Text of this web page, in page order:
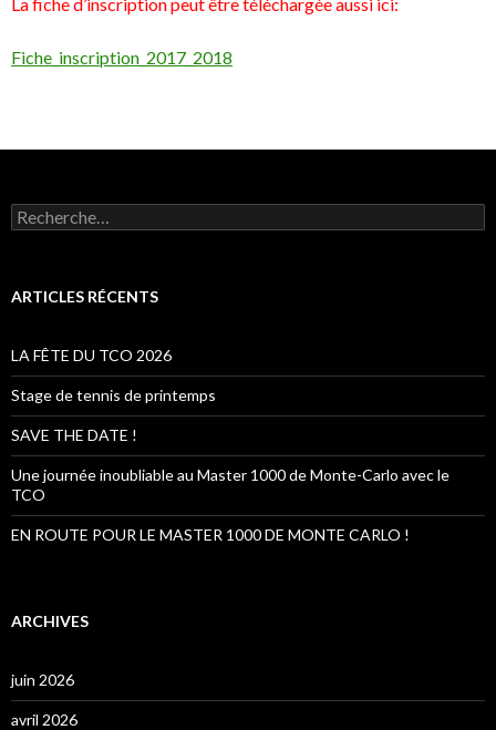
Fiche_inscription_2017_2018
R
e
e
h
e
r
:
ARTICLES RÉCENTS
LA FÊTE DU TCO 2026
Stage de tennis de printemps
SAVE THE DATE !
Une journée inoubliable au Master 1000 de Monte-Carlo avec le
TCO
EN ROUTE POUR LE MASTER 1000 DE MONTE CARLO !
ARCHIVES
juin 2026
avril 2026